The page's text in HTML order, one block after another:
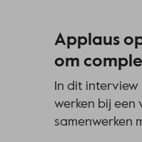
Applaus
om
In dit
werken bij een
samenwerken